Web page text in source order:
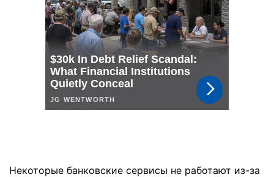
Некоторые банковские сервисы не работают из-за